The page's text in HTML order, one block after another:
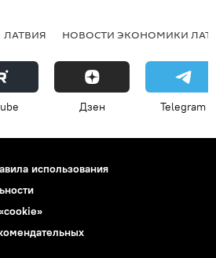
ЛАТВИЯ НОВОСТИ ЭКОНОМИКИ
Дзен Telegram
использования